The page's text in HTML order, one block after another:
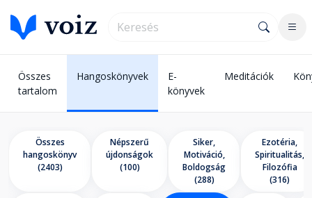
Összes
tartalom
Hangoskönyvek
E-
könyvek
Meditációk
Összes
hangoskönyv
(2403)
Népszerű
újdonságok
(100)
Siker,
Motiváció,
Boldogság
(288)
Ezotéria,
Spiritualitás,
Filozófia
(316)